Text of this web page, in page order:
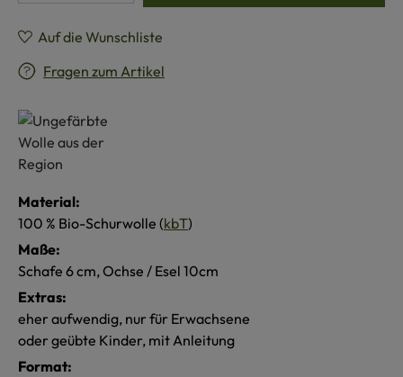
Auf die Wunschliste
Fragen zum Artikel
Material:
100 % Bio-Schurwolle (kbT)
Maße:
Schafe 6 cm, Ochse / Esel 10cm
Extras:
eher aufwendig, nur für Erwachsene
oder geübte Kinder, mit Anleitung
Format: